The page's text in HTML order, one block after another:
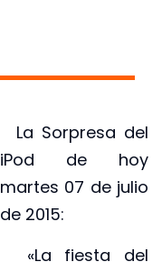
La Sorpresa del
iPod de hoy
martes 07 de julio
de 2015:
«La fiesta del